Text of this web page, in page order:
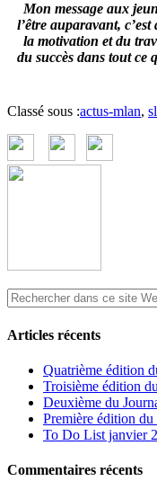
Mon message aux
l’être auparavant,
la motivation et du
du succès dans tout ce
Classé sous :actus-mlan,
Articles récents
Quatrième édition
Troisième édition
Deuxième du
Première édition
To Do List janvier
Commentaires récents